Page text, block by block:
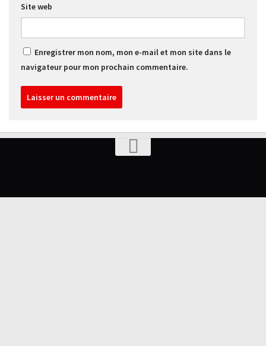
Site web
Enregistrer mon nom, mon e-mail et mon site dans le
navigateur pour mon prochain commentaire.